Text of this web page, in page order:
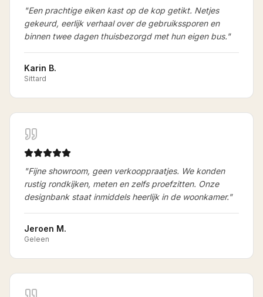
"Een prachtige eiken kast op de kop getikt. Netjes
gekeurd, eerlijk verhaal over de gebruikssporen en
binnen twee dagen thuisbezorgd met hun eigen bus."
Karin B.
Sittard
"Fijne showroom, geen verkooppraatjes. We konden
rustig rondkijken, meten en zelfs proefzitten. Onze
designbank staat inmiddels heerlijk in de woonkamer."
Jeroen M.
Geleen